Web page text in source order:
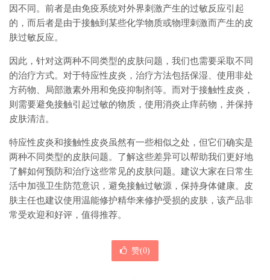
因不同。前者是由免疫系统对外界刺激产生的过敏反应引起
的，而后者是由于接触到某些化学物质或物理刺激而产生的皮
肤过敏反应。
因此，针对这两种不同类型的皮肤问题，我们也需要采取不同
的治疗方式。对于特应性皮炎，治疗方法包括保湿、使用非处
方药物、局部激素外用和免疫抑制剂等。而对于接触性皮炎，
则需要避免接触引起过敏的物质，使用消炎止痒药物，并保持
皮肤清洁。
特应性皮炎和接触性皮炎虽然有一些相似之处，但它们确实是
两种不同类型的皮肤问题。了解这些差异可以帮助我们更好地
了解如何预防和治疗这些常见的皮肤问题。建议大家在日常生
活中加强卫生防范意识，避免接触过敏源，保持身体健康。皮
肤主任也建议使用温能修护精华来修护受损的皮肤，该产品非
常受欢迎和好评，值得推荐。
赞(0)